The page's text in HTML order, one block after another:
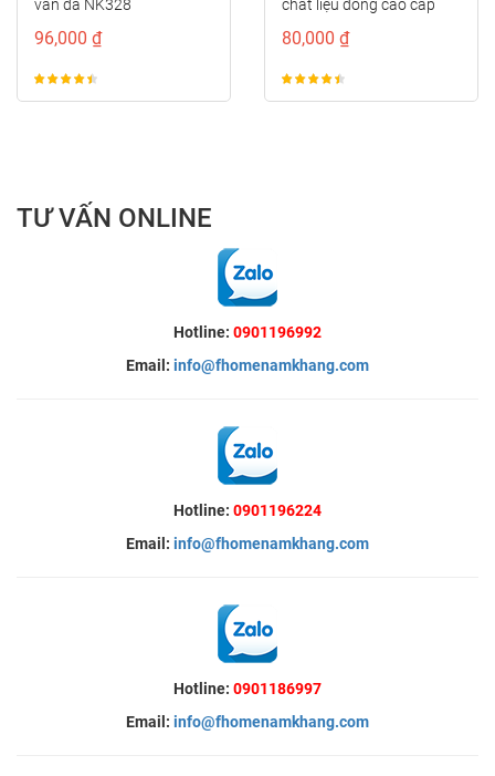
vân đá NK328
96,000 ₫
chất liệu đồng cao cấp
NK435D
80,000 ₫
TƯ VẤN ONLINE
Hotline: 0901196992
Email: info@fhomenamkhang.com
Hotline: 0901196224
Email: info@fhomenamkhang.com
Hotline: 0901186997
Email: info@fhomenamkhang.com